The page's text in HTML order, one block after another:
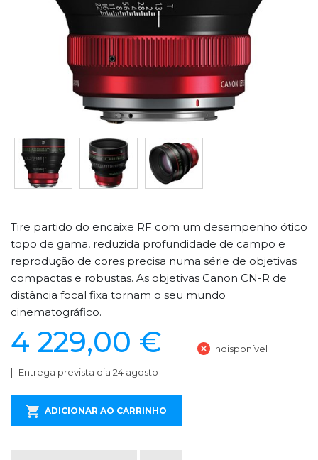
Tire partido do encaixe RF com um desempenho ótico
topo de gama, reduzida profundidade de campo e
reprodução de cores precisa numa série de objetivas
compactas e robustas. As objetivas Canon CN-R de
distância focal fixa tornam o seu mundo
cinematográfico.
4 229,00 € Indisponível
Entrega prevista dia 24 agosto
ADICIONAR AO CARRINHO